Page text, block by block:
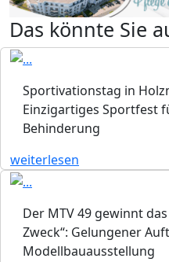
Das könnte Sie
Sportivationstag in
Einzigartiges Sportfest
Behinderung
weiterlesen
Der MTV 49 gewinnt
Zweck“: Gelungener
Modellbauausstellung